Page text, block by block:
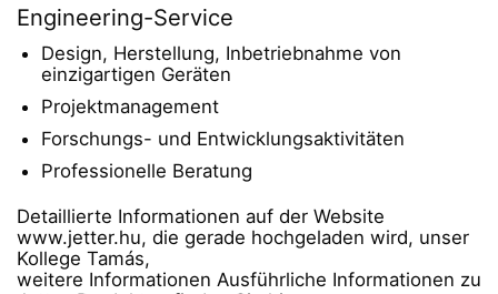
Engineering-Service
Design, Herstellung, Inbetriebnahme von
einzigartigen Geräten
Projektmanagement
Forschungs- und Entwicklungsaktivitäten
Professionelle Beratung
Detaillierte Informationen auf der Website
www.jetter.hu, die gerade hochgeladen wird, unser
Kollege Tamás,
weitere Informationen Ausführliche Informationen zu